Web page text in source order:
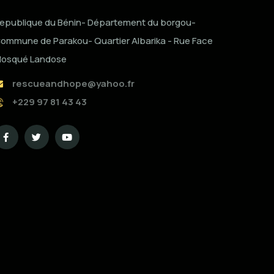
du Bénin- Département du borgou-
de Parakou- Quartier Albarika - Rue Face
Landose
rescueandhope@yahoo.fr
+229 97 81 43 43